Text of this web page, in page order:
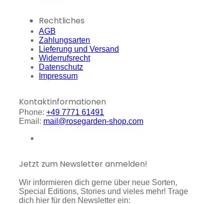
Rechtliches
AGB
Zahlungsarten
Lieferung und Versand
Widerrufsrecht
Datenschutz
Impressum
Kontaktinformationen
Phone: +49 7771 61491
Email: mail@rosegarden-shop.com
Jetzt zum Newsletter anmelden!
Wir informieren dich gerne über neue Sorten,
Special Editions, Stories und vieles mehr! Trage
dich hier für den Newsletter ein: